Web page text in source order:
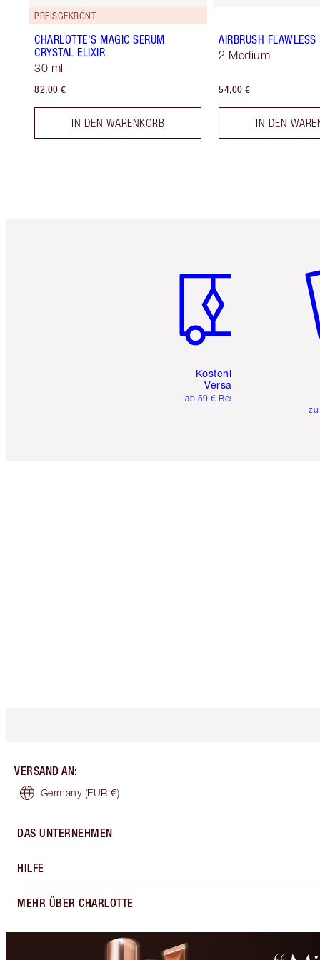
PREISGEKRÖNT
CHARLOTTE'S MAGIC SERUM
CRYSTAL ELIXIR
30 ml
82,00 €
IN DEN WARENKORB
AIRBRUSH FLAWLESS
2 Medium
54,00 €
IN DEN
Kostenloser
Versand
ab 59 € Bestellwert
zu
VERSAND AN:
Germany (EUR €)
DAS UNTERNEHMEN
HILFE
MEHR ÜBER CHARLOTTE